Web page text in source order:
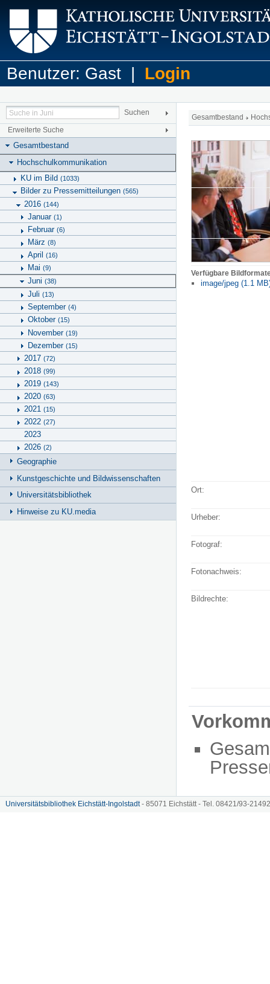
Benutzer: Gast | Login
Erweiterte Suche
Gesamtbestand
Hochschulkommunikation
KU im Bild (1033)
Bilder zu Pressemitteilungen (565)
2016 (144)
Januar (1)
Februar (6)
März (8)
April (16)
Mai (9)
Juni (38)
Juli (13)
September (4)
Oktober (15)
November (19)
Dezember (15)
2017 (72)
2018 (99)
2019 (143)
2020 (63)
2021 (15)
2022 (27)
2023
2026 (2)
Geographie
Kunstgeschichte und Bildwissenschaften
Universitätsbibliothek
Hinweise zu KU.media
Gesamtbestand
Verfügbare
image/jpeg (1.1
Ort:
Urheber:
Fotograf:
Fotonachweis:
Bildrechte:
Universitätsbibliothek Eichstätt-Ingolstadt- 85071 Eichstätt - Tel. 08421/93-